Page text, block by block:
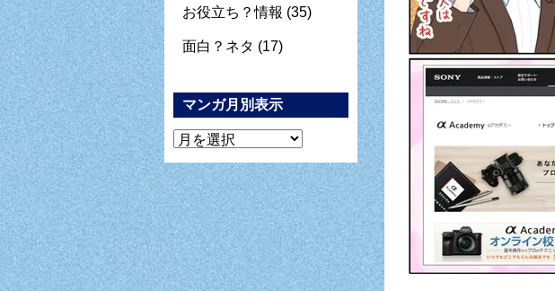
お役立ち？情報 (35)
面白？ネタ (17)
マンガ月別表示
マ
ン
ガ
月
別
表